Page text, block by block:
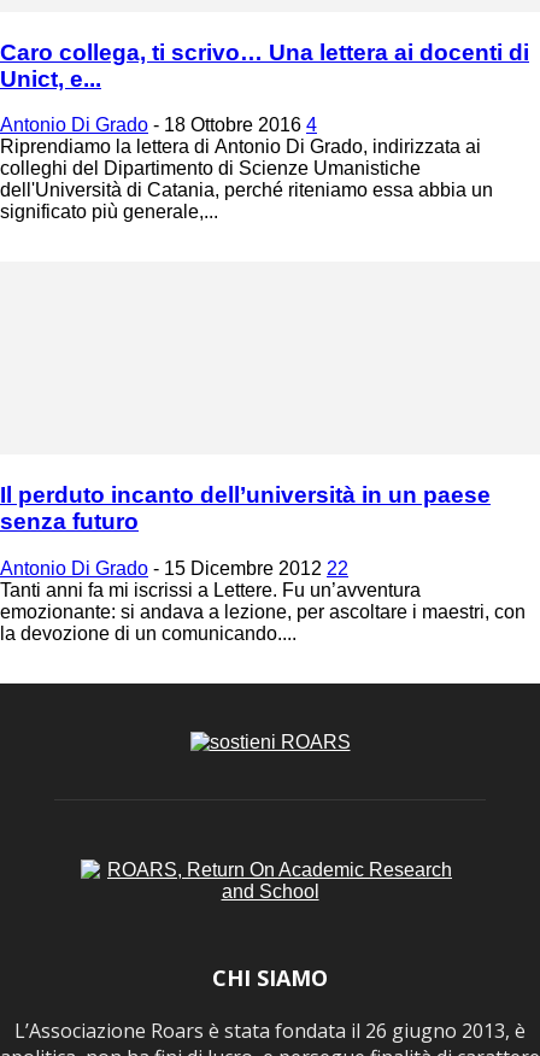
Caro collega, ti scrivo… Una lettera ai docenti di
Unict, e...
Antonio Di Grado - 18 Ottobre 2016 4
Riprendiamo la lettera di Antonio Di Grado, indirizzata ai
colleghi del Dipartimento di Scienze Umanistiche
dell'Università di Catania, perché riteniamo essa abbia un
significato più generale,...
Il perduto incanto dell’università in un paese
senza futuro
Antonio Di Grado - 15 Dicembre 2012 22
Tanti anni fa mi iscrissi a Lettere. Fu un’avventura
emozionante: si andava a lezione, per ascoltare i maestri, con
la devozione di un comunicando....
CHI SIAMO
L’Associazione Roars è stata fondata il 26 giugno 2013, è